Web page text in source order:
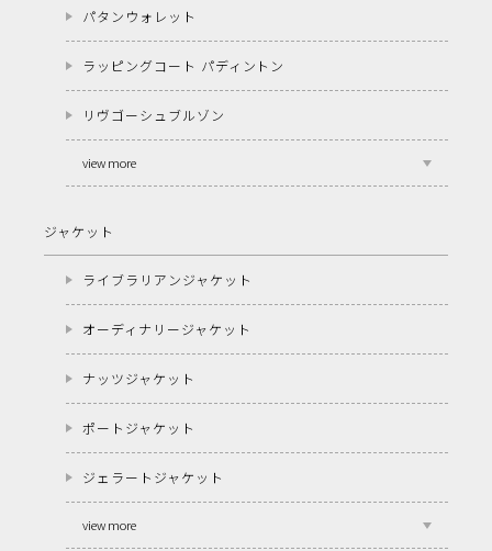
パタンウォレット
ラッピングコート パディントン
リヴゴーシュブルゾン
view more
ジャケット
ライブラリアンジャケット
オーディナリージャケット
ナッツジャケット
ポートジャケット
ジェラートジャケット
view more